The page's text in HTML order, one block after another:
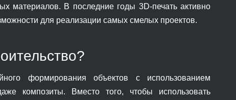
материалов. В последние годы 3D-печать активно
для реализации самых смелых проектов.
формирования объектов с использованием
композиты. Вместо того, чтобы использовать